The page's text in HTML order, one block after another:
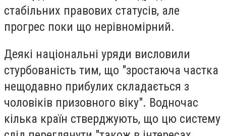
стабільних правових статусів, але
прогрес поки що нерівномірний.
Деякі національні уряди висловили
стурбованість тим, що "зростаюча частка
нещодавно прибулих складається з
чоловіків призовного віку". Водночас
кілька країн стверджують, що цю систему